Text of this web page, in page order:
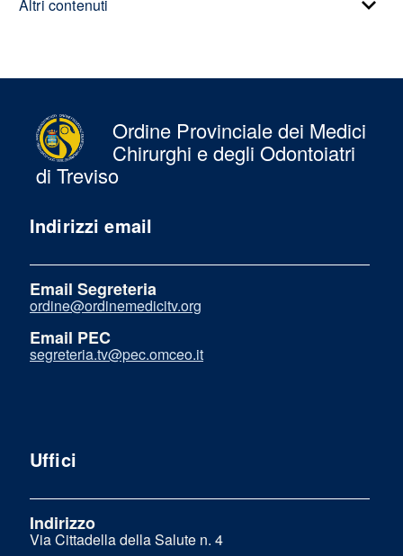
Altri contenuti
Ordine Provinciale dei Medici
Chirurghi e degli Odontoiatri
di Treviso
Indirizzi email
Email Segreteria
ordine@ordinemedicitv.org
Email PEC
segreteria.tv@pec.omceo.it
Uffici
Indirizzo
Via Cittadella della Salute n. 4